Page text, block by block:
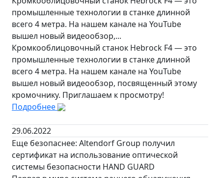
промышленные технологии в станке длинной
всего 4 метра. На нашем канале на YouTube
вышел новый видеообзор,...
Кромкооблицовочный станок Hebrock F4 — это
промышленные технологии в станке длинной
всего 4 метра. На нашем канале на YouTube
вышел новый видеообзор, посвященный этому
кромочнику. Приглашаем к просмотру!
Подробнее
29.06.2022
Еще безопаснее: Altendorf Group получил
сертификат на использование оптической
системы безопасности HAND GUARD